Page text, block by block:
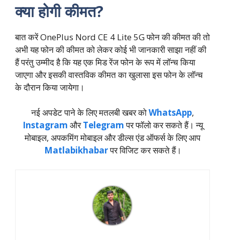
क्या होगी कीमत?
बात करें OnePlus Nord CE 4 Lite 5G फोन की कीमत की तो
अभी यह फोन की कीमत को लेकर कोई भी जानकारी साझा नहीं की
हैं परंतु उम्मीद है कि यह एक मिड रेंज फोन के रूप में लॉन्च किया
जाएगा और इसकी वास्तविक कीमत का खुलासा इस फोन के लॉन्च
के दौरान किया जायेगा।
नई अपडेट पाने के लिए मतलबी खबर कोWhatsApp,
Instagram औरTelegramपर फॉलो कर सकते हैं। न्‍यू
मोबाइल, अपकमिंग मोबाइल और डील्‍स एंड ऑफर्स के लिए आप
Matlabikhabarपर विजिट कर सकते हैं।